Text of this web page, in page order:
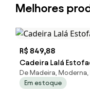
Melhores
R$ 849,88
Cadeira Lalá
De Madeira,
Em estoque